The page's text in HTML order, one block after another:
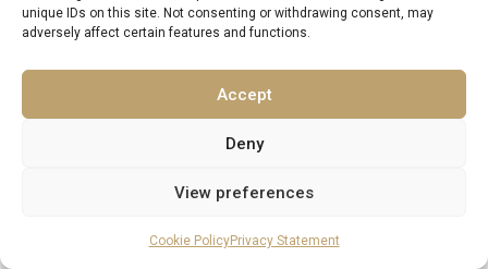
unique IDs on this site. Not consenting or withdrawing consent, may
adversely affect certain features and functions.
Accept
Deny
View preferences
Cookie PolicyPrivacy Statement
permitem treinar com conforto.
Diversas escolas de esqui com aulas particulares
ou em grupo em vários idiomas.
Progressão fácil com pistas suaves, pensadas para
raquete de neve, patinação no gelo e descidas de